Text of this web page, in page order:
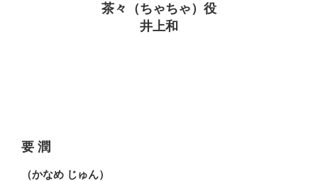
茶々（ちゃちゃ）役
井上和
要 潤
（かなめ じゅん）